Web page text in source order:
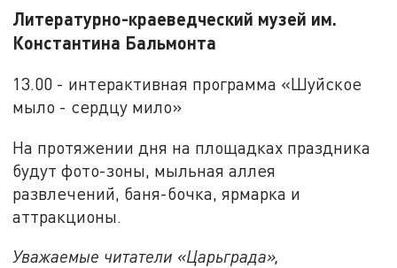
Литературно-краеведческий музей им.
Константина Бальмонта
13.00 - интерактивная программа «Шуйское
мыло - сердцу мило»
На протяжении дня на площадках праздника
будут фото-зоны, мыльная аллея
развлечений, баня-бочка, ярмарка и
аттракционы.
Уважаемые читатели «Царьграда»,